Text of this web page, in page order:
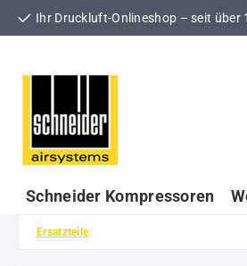
Hauptinhalt springen
Zur Suche springen
Zur Hauptnavigation springen
Ihr Druckluft-Onlineshop – seit über
Schneider Kompressoren
Ersatzteile